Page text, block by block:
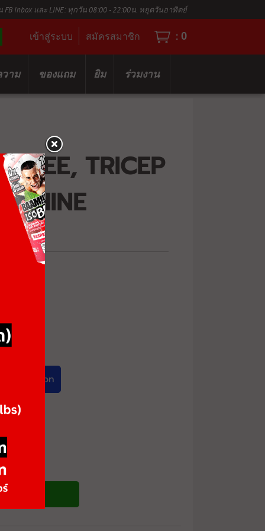
FB Inbox และ LINE: ทุกวัน 08:00 - 22:00น. หยุดวันอาทิตย์
เข้าสู่ระบบ สมัครสมาชิก : 0
าม ของแถม ยิม ร่วมงาน
TRICEP
Cushion
ซื้อสินค้า